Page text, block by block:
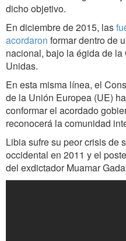
dicho objetivo.
En diciembre de 2015, las
acordaron formar dentro de
nacional, bajo la égida de
Unidas.
En esta misma línea, el
de la Unión Europea (UE)
conformar el acordado
reconocerá la comunidad
Libia sufre su peor crisis de
occidental en 2011 y el
del exdictador Muamar